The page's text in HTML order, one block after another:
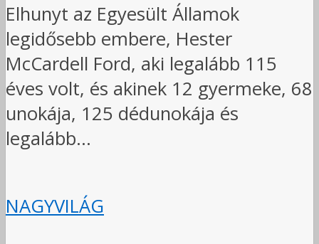
Elhunyt az Egyesült Államok
legidősebb embere, Hester
McCardell Ford, aki legalább 115
éves volt, és akinek 12 gyermeke, 68
unokája, 125 dédunokája és
legalább...
NAGYVILÁG